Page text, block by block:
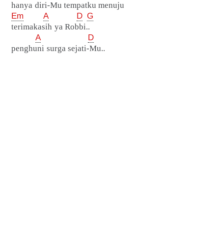
hanya diri-Mu tempatku menuju
Em
A D G
terimakasih ya Robbi..
A
D
penghuni surga sejati-Mu..